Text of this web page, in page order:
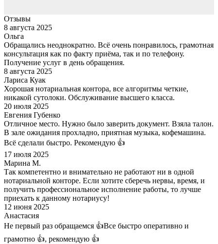
Отзывы
8 августа 2025
Ольга
Обращались неоднократно. Всё очень понравилось, грамотная
консультация как по факту приёма, так и по телефону.
Получение услуг в день обращения.
8 августа 2025
Лариса Куак
Хорошая нотариальная контора, все алгоритмы четкие,
никакой сутолоки. Обслуживание высшего класса.
20 июля 2025
Евгения Губенко
Отличное место. Нужно было заверить документ. Взяла талон.
В зале ожидания прохладно, приятная музыка, кофемашина.
Всё сделали быстро. Рекомендую 👍
17 июля 2025
Марина М.
Так компетентно и внимательно не работают ни в одной
нотариальной конторе. Если хотите сберечь нервы, время, и
получить профессиональное исполнение работы, то лучше
приехать к данному нотариусу!
12 июня 2025
Анастасия
Не первый раз обращаемся 👍Все быстро оперативно и
грамотно 👍, рекомендую 👍